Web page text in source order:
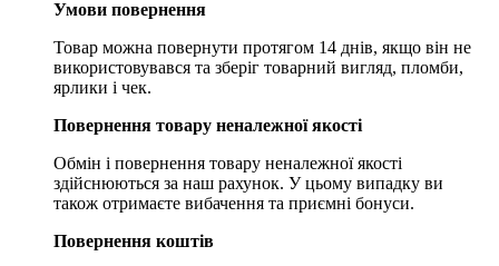
Умови повернення
Товар можна повернути протягом 14 днів, якщо він не
використовувався та зберіг товарний вигляд, пломби,
ярлики і чек.
Повернення товару неналежної якості
Обмін і повернення товару неналежної якості
здійснюються за наш рахунок. У цьому випадку ви
також отримаєте вибачення та приємні бонуси.
Повернення коштів